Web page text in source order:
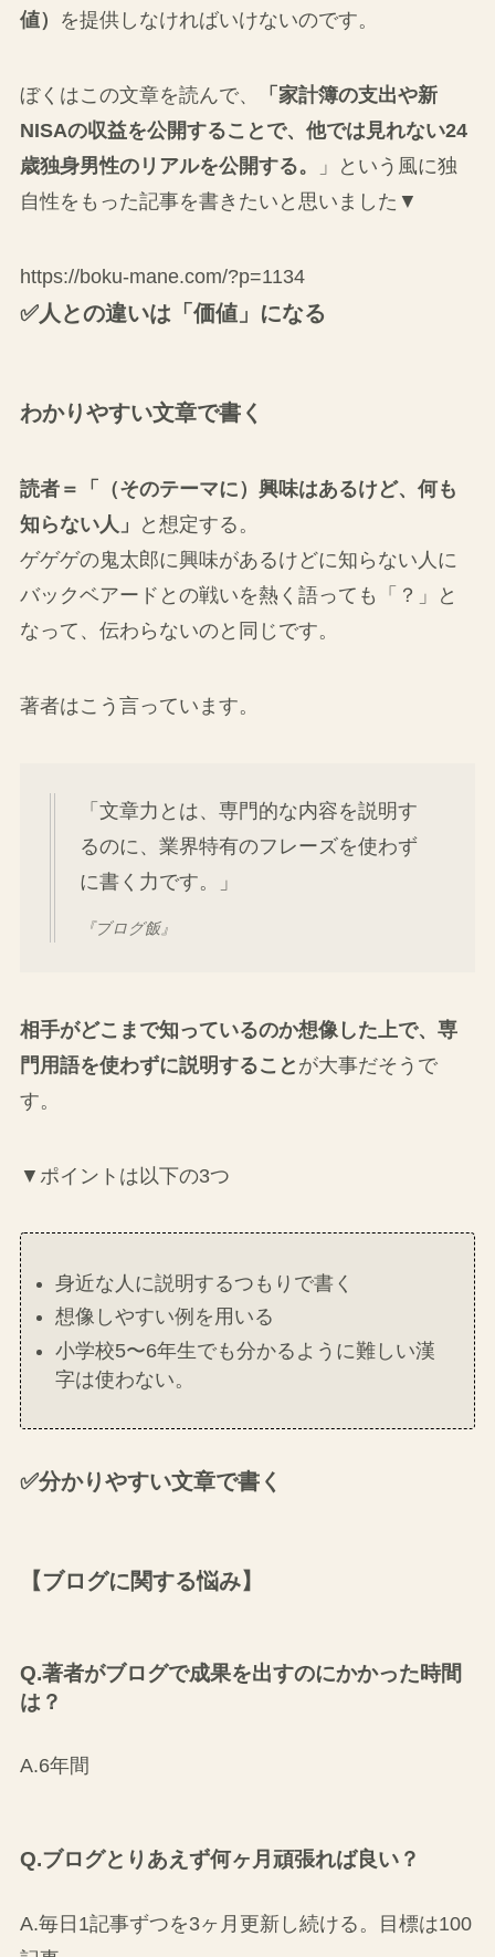
値） を提供しなければいけないのです。
ぼくはこの文章を読んで、
「家計簿の支出や新
NISAの収益を公開することで、他では見れない24
歳独身男性のリアルを公開する。
」という風に独
自性をもった記事を書きたいと思いました▼
https://boku-mane.com/?p=1134
✅人との違いは「価値」になる
わかりやすい文章で書く
読者＝「（そのテーマに）興味はあるけど、何も
知らない人」
と想定する。
ゲゲゲの鬼太郎に興味があるけどに知らない人に
バックベアードとの戦いを熱く語っても「？」と
なって、伝わらないのと同じです。
著者はこう言っています。
「文章力とは、専門的な内容を説明す
るのに、業界特有のフレーズを使わず
に書く力です。」
『ブログ飯』
相手がどこまで知っているのか想像した上で、専
門用語を使わずに説明すること が大事だそうで
す。
▼ポイントは以下の3つ
身近な人に説明するつもりで書く
想像しやすい例を用いる
小学校5〜6年生でも分かるように難しい漢
字は使わない。
✅分かりやすい文章で書く
【ブログに関する悩み】
Q.著者がブログで成果を出すのにかかった時間
は？
A.6年間
Q.ブログとりあえず何ヶ月頑張れば良い？
A.毎日1記事ずつを3ヶ月更新し続ける。目標は100